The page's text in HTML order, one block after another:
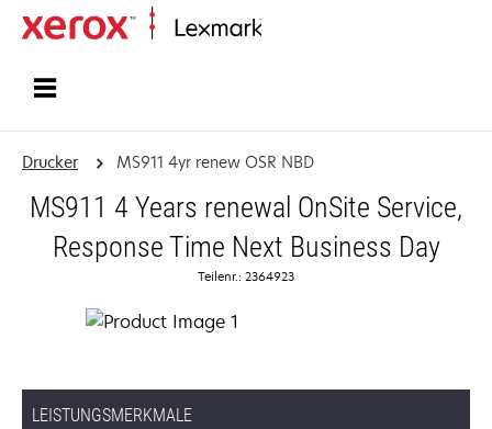
Drucker MS911 4yr renew OSR NBD
MS911 4 Years renewal OnSite Service,
Response Time Next Business Day
Teilenr.: 2364923
LEISTUNGSMERKMALE